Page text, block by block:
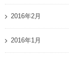
2016年2月
2016年1月